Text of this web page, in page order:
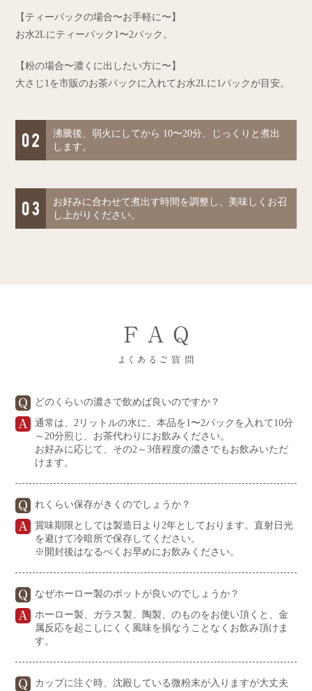
【ティーパックの場合〜お手軽に〜】
お水2Lにティーパック1〜2パック。
【粉の場合〜濃くに出したい方に〜】
大さじ1を市販のお茶パックに入れてお水2Lに1パックが目安。
沸騰後、弱火にしてから 10〜20分、じっくりと煮出
します。
お好みに合わせて煮出す時間を調整し、美味しくお召
し上がりください。
どのくらいの濃さで飲めば良いのですか？
通常は、2リットルの水に、本品を1〜2パックを入れて10分
～20分煎じ、お茶代わりにお飲みください。
お好みに応じて、その2～3倍程度の濃さでもお飲みいただ
けます。
れくらい保存がきくのでしょうか？
賞味期限としては製造日より2年としております。直射日光
を避けて冷暗所で保存してください。
※開封後はなるべくお早めにお飲みください。
なぜホーロー製のポットが良いのでしょうか？
ホーロー製、ガラス製、陶製、のものをお使い頂くと、金
属反応を起こしにくく風味を損なうことなくお飲み頂けま
す。
カップに注ぐ時、沈殿している微粉末が入りますが大丈夫